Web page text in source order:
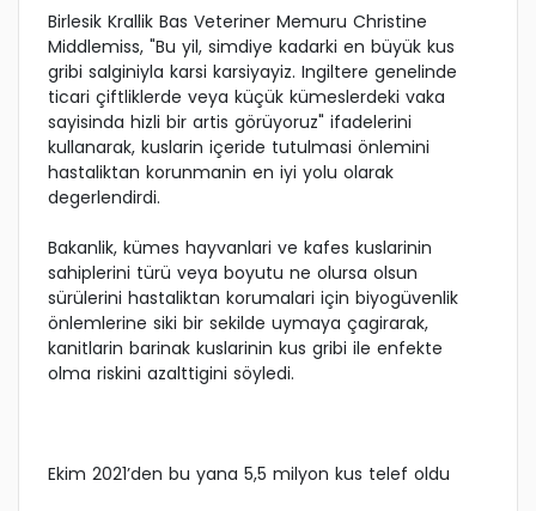
Birlesik Krallik Bas Veteriner Memuru Christine
Middlemiss, "Bu yil, simdiye kadarki en büyük kus
gribi salginiyla karsi karsiyayiz. Ingiltere genelinde
ticari çiftliklerde veya küçük kümeslerdeki vaka
sayisinda hizli bir artis görüyoruz" ifadelerini
kullanarak, kuslarin içeride tutulmasi önlemini
hastaliktan korunmanin en iyi yolu olarak
degerlendirdi.
Bakanlik, kümes hayvanlari ve kafes kuslarinin
sahiplerini türü veya boyutu ne olursa olsun
sürülerini hastaliktan korumalari için biyogüvenlik
önlemlerine siki bir sekilde uymaya çagirarak,
kanitlarin barinak kuslarinin kus gribi ile enfekte
olma riskini azalttigini söyledi.
Ekim 2021’den bu yana 5,5 milyon kus telef oldu